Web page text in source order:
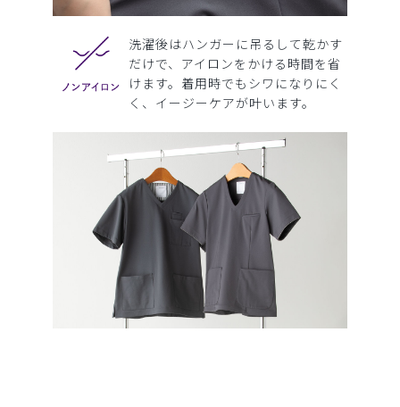
洗濯後はハンガーに吊るして乾かす
だけで、アイロンをかける時間を省
けます。着用時でもシワになりにく
く、イージーケアが叶います。